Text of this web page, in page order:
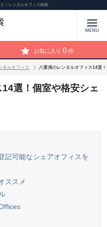
｜レンタルオフィス検索
MENU
お気に入り 0 件
タルオフィス 八重洲のレンタルオフィス14選
選！個室や格安シェ
記可能なシェアオフィスを
ススメ